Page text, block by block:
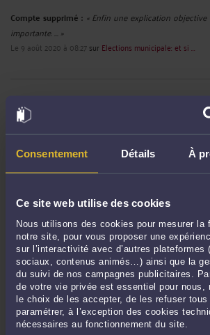
Consentement Détails À
Ce site web utilise des cookies
Nous utilisons des cookies pour mesurer la
notre site, pour vous proposer une
sur l’interactivité avec d’autres plateformes
sociaux, contenus animés…) ainsi que la
du suivi de nos campagnes publicitaires.
de votre vie privée est essentiel pour nous,
le choix de les accepter, de les refuser tous
paramétrer, à l’exception des cookies
nécessaires au fonctionnement du site.
Compte supprimé : « Enfin une explication
importante. ... »
Le 9 août 2020 à 08:27sur Elections municipale: et si ...
RECHERCHE
ARCHIVES
Janvier 2023
Avril 2022
Décembre 2020